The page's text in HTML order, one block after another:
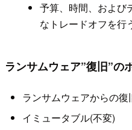
予算、時間、および
なトレードオフを行
ランサムウェア”復旧”の
ランサムウェアからの
イミュータブル(不変)